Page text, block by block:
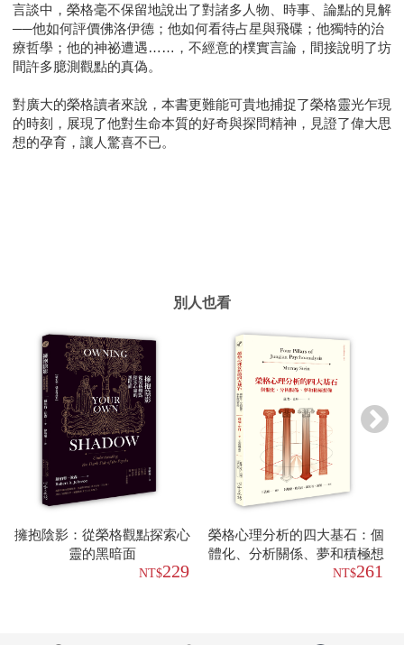
言談中，榮格毫不保留地說出了對諸多人物、時事、論點的見解
──他如何評價佛洛伊德；他如何看待占星與飛碟；他獨特的治
療哲學；他的神祕遭遇……，不經意的樸實言論，間接說明了坊
間許多臆測觀點的真偽。
對廣大的榮格讀者來說，本書更難能可貴地捕捉了榮格靈光乍現
的時刻，展現了他對生命本質的好奇與探問精神，見證了偉大思
想的孕育，讓人驚喜不已。
別人也看
擁抱陰影：從榮格觀點探索心
靈的黑暗面
229
榮格心理分析的四大基石：個
體化、分析關係、夢和積極想
261